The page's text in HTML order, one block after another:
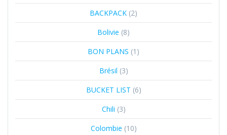
BACKPACK (2)
Bolivie (8)
BON PLANS (1)
Brésil (3)
BUCKET LIST (6)
Chili (3)
Colombie (10)